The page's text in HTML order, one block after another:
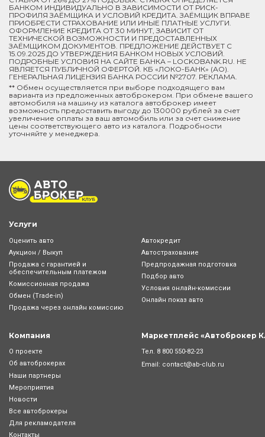
БАНКОМ ИНДИВИДУАЛЬНО В ЗАВИСИМОСТИ ОТ РИСК-
ПРОФИЛЯ ЗАЁМЩИКА И УСЛОВИЙ КРЕДИТА. ЗАЁМЩИК ВПРАВЕ
ПРИОБРЕСТИ СТРАХОВАНИЕ ИЛИ ИНЫЕ ПЛАТНЫЕ УСЛУГИ.
ОФОРМЛЕНИЕ КРЕДИТА ОТ 30 МИНУТ, ЗАВИСИТ ОТ
ТЕХНИЧЕСКОЙ ВОЗМОЖНОСТИ И ПРЕДОСТАВЛЕННЫХ
ЗАЁМЩИКОМ ДОКУМЕНТОВ. ПРЕДЛОЖЕНИЕ ДЕЙСТВУЕТ С
15.09.2025 ДО УТВЕРЖДЕНИЯ БАНКОМ НОВЫХ УСЛОВИЙ.
ПОДРОБНЫЕ УСЛОВИЯ НА САЙТЕ БАНКА – LOCKOBANK.RU. НЕ
ЯВЛЯЕТСЯ ПУБЛИЧНОЙ ОФЕРТОЙ. КБ «ЛОКО-БАНК» (АО).
ГЕНЕРАЛЬНАЯ ЛИЦЕНЗИЯ БАНКА РОССИИ №2707. РЕКЛАМА.
** Обмен осуществляется при выборе подходящего вам
варианта из предложенных автоброкером. При обмене вашего
автомобиля на машину из каталога автоброкер имеет
возможность предоставить выгоду до 130000 рублей за счет
увеличение оплаты за ваш автомобиль или за счет снижение
цены соответствующего авто из каталога. Подробности
уточняйте у менеджера.
Услуги
Оценить авто
Аукцион / Выкуп
Продажа с гарантией и
обеспечительным платежом
Комиссионная продажа
Обмен (Trade-in)
Продажа через онлайн комиссию
Автокредит
Автострахование
Предпродажная подготовка
Подбор авто
Условия онлайн-комиcсии
Онлайн показ авто
Компания
О проекте
Об автоброкерах
Наши партнеры
Мероприятия
Новости
Все автоброкеры
Для рекламодателя
Контакты
Маркетплейс «Автоброкер
Тел. 8 800 550-82-23
Email: contact@ab-club.ru